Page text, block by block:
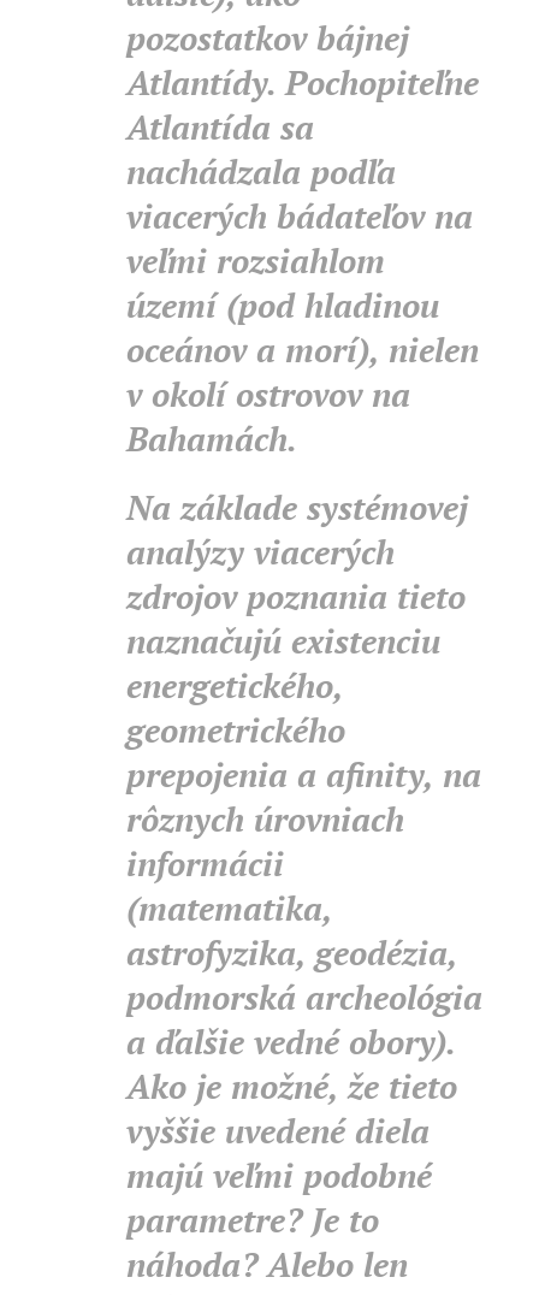
pozostatkov bájnej
Atlantídy. Pochopiteľne
Atlantída sa
nachádzala podľa
viacerých bádateľov na
veľmi rozsiahlom
území (pod hladinou
oceánov a morí), nielen
v okolí ostrovov na
Bahamách.
Na základe systémovej
analýzy viacerých
zdrojov poznania tieto
naznačujú existenciu
energetického,
geometrického
prepojenia a afinity, na
rôznych úrovniach
informácii
(matematika,
astrofyzika, geodézia,
podmorská archeológia
a ďalšie vedné obory).
Ako je možné, že tieto
vyššie uvedené diela
majú veľmi podobné
parametre? Je to
náhoda? Alebo len